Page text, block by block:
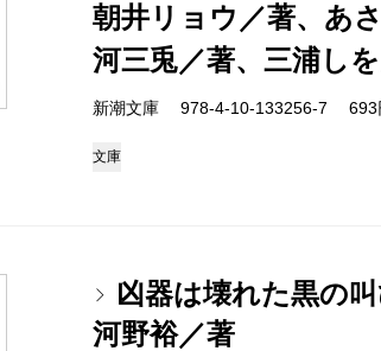
朝井リョウ／著、あ
河三兎／著、三浦し
新潮文庫 978-4-10-133256-7
文庫
凶器は壊れた黒の
河野裕／著